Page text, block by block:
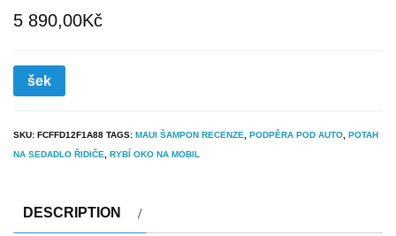
5 890,00Kč
šek
SKU: FCFFD12F1A88 TAGS: MAUI ŠAMPON RECENZE, PODPĚRA POD AUTO, POTAH
NA SEDADLO ŘIDIČE, RYBÍ OKO NA MOBIL
DESCRIPTION